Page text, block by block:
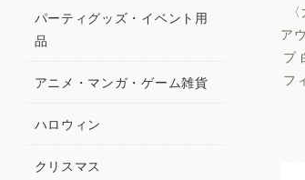
ア
プ
フ
パーティグッズ・イベント用
品
アニメ・マンガ・ゲーム雑貨
ハロウィン
クリスマス